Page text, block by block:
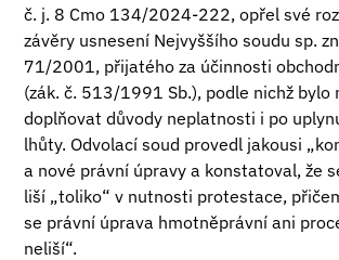
č. j. 8 Cmo 134/2024-222, opřel své
závěry usnesení Nejvyššího soudu sp.
71/2001, přijatého za účinnosti
(zák. č. 513/1991 Sb.), podle nichž bylo
doplňovat důvody neplatnosti i po
lhůty. Odvolací soud provedl jakousi
a nové právní úpravy a konstatoval, že
liší „toliko“ v nutnosti protestace,
se právní úprava hmotněprávní ani
neliší“.